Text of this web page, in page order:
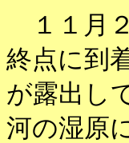
１１月
終点に到
が露出し
河の湿原